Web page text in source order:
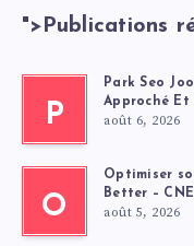
"> Publications
P
Park Seo
Approché Et
août 6, 2026
O
Optimiser
Better –
août 5, 2026